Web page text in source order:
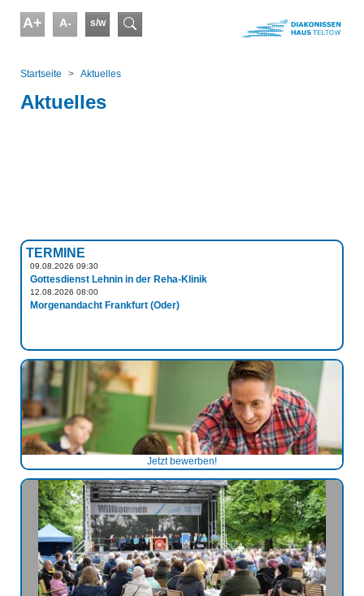
A+ A- s/w Suchformular
Startseite
Aktuelles
Aktuelles
TERMINE
09.08.2026 09:30
Gottesdienst Lehnin in der Reha-Klinik
12.08.2026 08:00
Morgenandacht Frankfurt (Oder)
Jetzt bewerben!